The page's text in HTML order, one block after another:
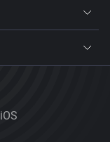
iOS